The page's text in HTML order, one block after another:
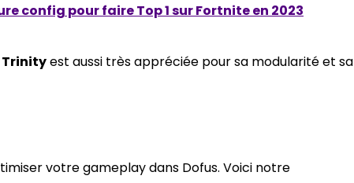
config pour faire Top 1 sur Fortnite en 2023
Trinityest aussi très appréciée pour sa modularité et sa
votre gameplay dans Dofus. Voici notre